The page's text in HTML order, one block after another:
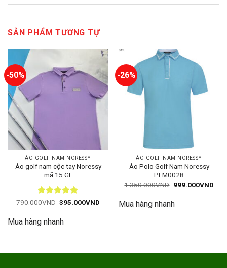
SẢN PHẨM TƯƠNG TỰ
-50%
ÁO GOLF NAM NORESSY
Áo golf nam cộc tay Noressy
mã 15 GE
Được xếp
sao
790.000VND Giá
790.000VND.
395.000VND
Mua hàng nhanh
-26%
ÁO GOLF NAM NORESSY
Áo Polo Golf Nam Noressy
PLM0028
1.350.000VND Giá
1.350.000VND.
999.000VNDGiá
Mua hàng nhanh